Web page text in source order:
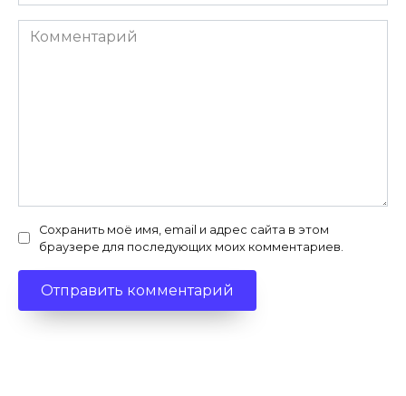
Комментарий
Сохранить моё имя, email и адрес сайта в этом
браузере для последующих моих комментариев.